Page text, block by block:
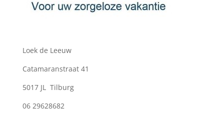
Loek de Leeuw
Catamaranstraat 41
5017 JL Tilburg
06 29628682